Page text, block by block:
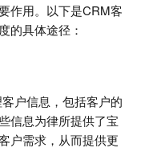
作用。以下是CRM客
的具体途径：
户信息，包括客户的
信息为律所提供了宝
户需求，从而提供更